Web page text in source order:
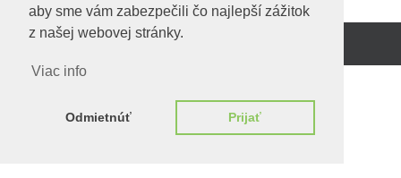
aby sme vám zabezpečili čo najlepší zážitok
z našej webovej stránky.
Viac info
Odmietnúť Prijať